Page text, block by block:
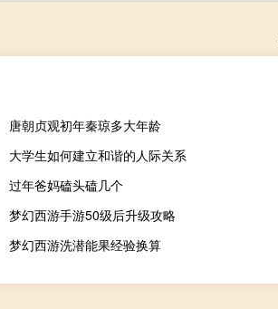
唐朝贞观初年秦琼多大年龄
大学生如何建立和谐的人际关系
过年爸妈磕头磕几个
梦幻西游手游50级后升级攻略
梦幻西游洗潜能果经验换算